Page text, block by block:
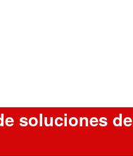
soluciones de